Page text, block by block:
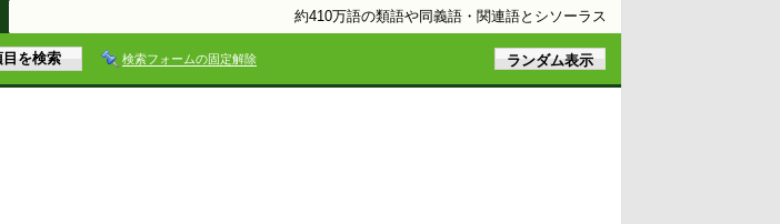
約410万語の類語や同義語・関連語とシソーラス
検索フォームの固定解除